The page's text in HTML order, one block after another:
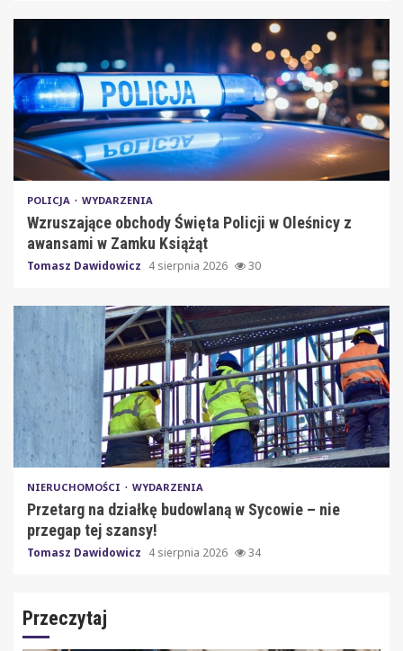
POLICJA WYDARZENIA
Wzruszające obchody Święta Policji w Oleśnicy z
awansami w Zamku Książąt
Tomasz Dawidowicz 4 sierpnia 2026 30
NIERUCHOMOŚCI WYDARZENIA
Przetarg na działkę budowlaną w Sycowie – nie
przegap tej szansy!
Tomasz Dawidowicz 4 sierpnia 2026 34
Przeczytaj